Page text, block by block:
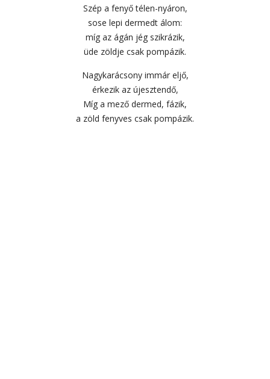
Szép a fenyő télen-nyáron,
sose lepi dermedt álom:
míg az ágán jég szikrázik,
üde zöldje csak pompázik.
Nagykarácsony immár eljő,
érkezik az újesztendő,
Míg a mező dermed, fázik,
a zöld fenyves csak pompázik.